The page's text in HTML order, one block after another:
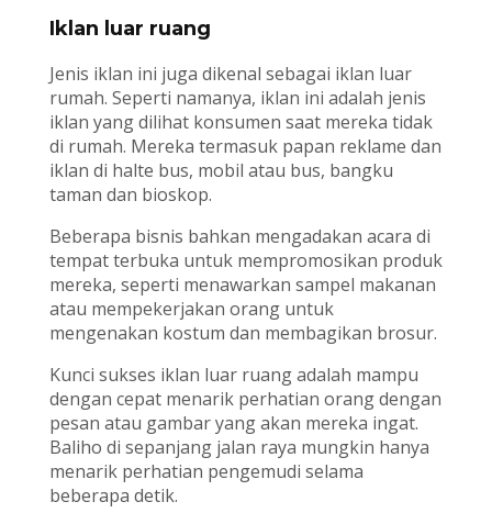
Iklan luar ruang
Jenis iklan ini juga dikenal sebagai iklan luar
rumah. Seperti namanya, iklan ini adalah jenis
iklan yang dilihat konsumen saat mereka tidak
di rumah. Mereka termasuk papan reklame dan
iklan di halte bus, mobil atau bus, bangku
taman dan bioskop.
Beberapa bisnis bahkan mengadakan acara di
tempat terbuka untuk mempromosikan produk
mereka, seperti menawarkan sampel makanan
atau mempekerjakan orang untuk
mengenakan kostum dan membagikan brosur.
Kunci sukses iklan luar ruang adalah mampu
dengan cepat menarik perhatian orang dengan
pesan atau gambar yang akan mereka ingat.
Baliho di sepanjang jalan raya mungkin hanya
menarik perhatian pengemudi selama
beberapa detik.